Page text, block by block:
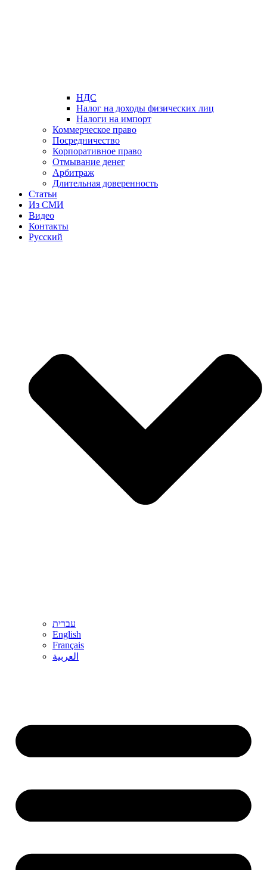
НДС
Налог на доходы физических лиц
Налоги на импорт
Коммерческое право
Посредничество
Корпоративное право
Отмывание денег
Арбитраж
Длительная доверенность
Статьи
Из СМИ
Видео
Контакты
Русский
עברית
English
Français
العربية